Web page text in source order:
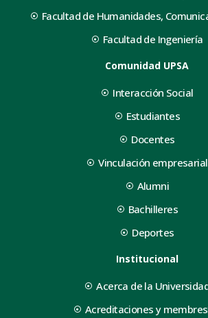
Facultad de Humanidades,
Facultad de Ingeniería
Comunidad UPSA
Interacción Social
Estudiantes
Docentes
Vinculación empresarial
Alumni
Bachilleres
Deportes
Institucional
Acerca de la
Acreditaciones y